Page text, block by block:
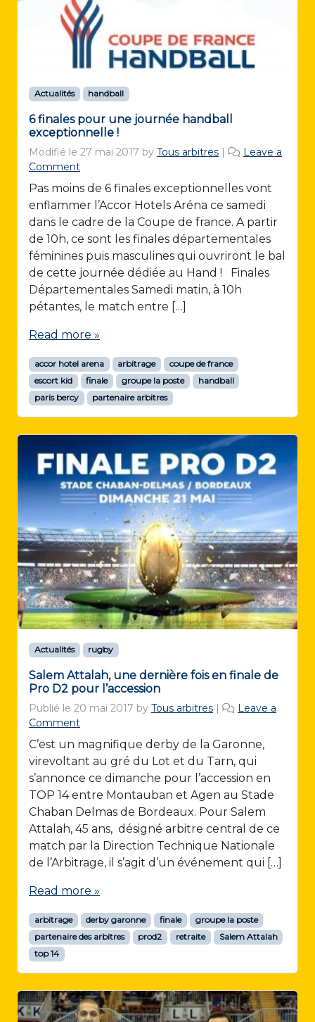
Actualités handball
6 finales pour une journée handball
exceptionnelle !
Modifié le 27 mai 2017 by Tous arbitres
Leave a
Comment
Pas moins de 6 finales exceptionnelles vont
enflammer l’Accor Hotels Aréna ce samedi
dans le cadre de la Coupe de france. A partir
de 10h, ce sont les finales départementales
féminines puis masculines qui ouvriront le bal
de cette journée dédiée au Hand ! Finales
Départementales Samedi matin, à 10h
pétantes, le match entre […]
Read more »
accor hotel arena arbitrage
coupe de france
escort kid
finale groupe la poste
handball
paris bercy
partenaire arbitres
Actualités rugby
Salem Attalah, une dernière fois en finale de
Pro D2 pour l’accession
Publié le 20 mai 2017 by Tous arbitres
Leave a
Comment
C’est un magnifique derby de la Garonne,
virevoltant au gré du Lot et du Tarn, qui
s’annonce ce dimanche pour l’accession en
TOP 14 entre Montauban et Agen au Stade
Chaban Delmas de Bordeaux. Pour Salem
Attalah, 45 ans, désigné arbitre central de ce
match par la Direction Technique Nationale
de l’Arbitrage, il s’agit d’un événement qui […]
Read more »
arbitrage derby garonne finale
groupe la poste
partenaire des arbitres
prod2 retraite
Salem Attalah
top 14